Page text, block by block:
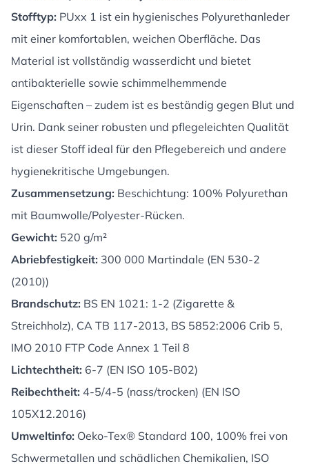
Stofftyp: PUxx 1 ist ein hygienisches Polyurethanleder
mit einer komfortablen, weichen Oberfläche. Das
Material ist vollständig wasserdicht und bietet
antibakterielle sowie schimmelhemmende
Eigenschaften – zudem ist es beständig gegen Blut und
Urin. Dank seiner robusten und pflegeleichten Qualität
ist dieser Stoff ideal für den Pflegebereich und andere
hygienekritische Umgebungen.
Zusammensetzung: Beschichtung: 100% Polyurethan
mit Baumwolle/Polyester-Rücken.
Gewicht: 520 g/m²
Abriebfestigkeit: 300 000 Martindale (EN 530-2
(2010))
Brandschutz: BS EN 1021: 1-2 (Zigarette &
Streichholz), CA TB 117-2013, BS 5852:2006 Crib 5,
IMO 2010 FTP Code Annex 1 Teil 8
Lichtechtheit: 6-7 (EN ISO 105-B02)
Reibechtheit: 4-5/4-5 (nass/trocken) (EN ISO
105X12.2016)
Umweltinfo: Oeko-Tex® Standard 100, 100% frei von
Schwermetallen und schädlichen Chemikalien, ISO